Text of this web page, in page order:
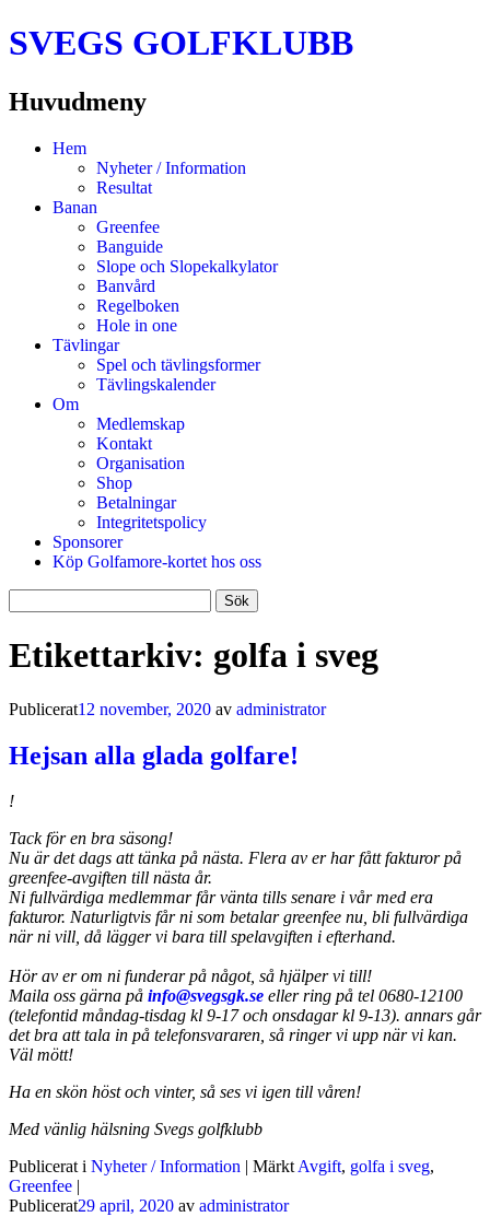
SVEGS GOLFKLUBB
Huvudmeny
HoppaHem
Nyheter / Information
Resultat
Banan
Greenfee
Banguide
Slope och Slopekalkylator
Banvård
Regelboken
Hole in one
Tävlingar
Spel och tävlingsformer
Tävlingskalender
Om
Medlemskap
Kontakt
Organisation
Shop
Betalningar
Integritetspolicy
Sponsorer
Köp Golfamore-kortet hos oss
efter:
Etikettarkiv: golfa i sveg
Publicerat12 november, 2020 av administrator
Hejsan alla glada golfare!
!
Tack för en bra säsong!
Nu är det dags att tänka på nästa. Flera av er har fått fakturor på
greenfee-avgiften till nästa år.
Ni fullvärdiga medlemmar får vänta tills senare i vår med era
fakturor. Naturligtvis får ni som betalar greenfee nu, bli fullvärdiga
när ni vill, då lägger vi bara till spelavgiften i efterhand.
Hör av er om ni funderar på något, så hjälper vi till!
Maila oss gärna på info@svegsgk.se eller ring på tel 0680-12100
(telefontid måndag-tisdag kl 9-17 och onsdagar kl 9-13). annars går
det bra att tala in på telefonsvararen, så ringer vi upp när vi kan.
Väl mött!
Ha en skön höst och vinter, så ses vi igen till våren!
Med vänlig hälsning Svegs golfklubb
Publicerat i Nyheter / Information MärktAvgift, golfa i sveg,
Greenfee
Publicerat29 april, 2020 av administrator